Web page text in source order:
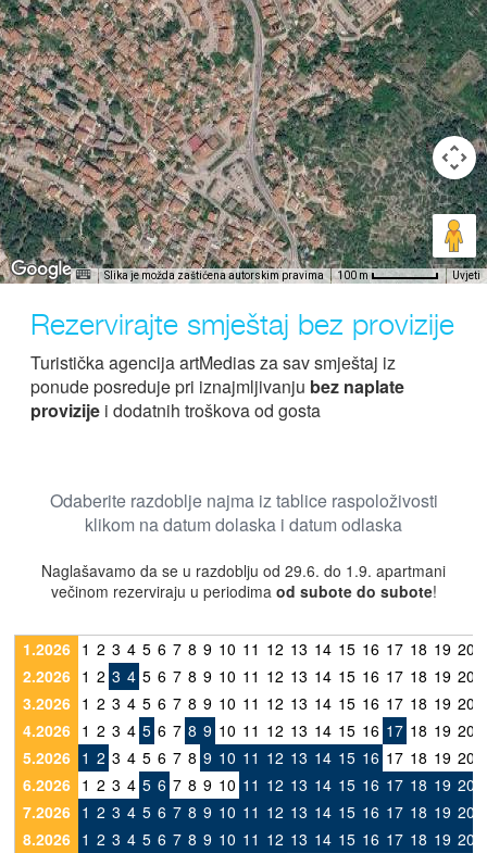
Slika je možda zaštićena autorskim pravima 100 m Uvjeti
Rezervirajte smještaj bez provizije
Turistička agencija artMedias za sav smještaj iz
ponude posreduje pri iznajmljivanju bez naplate
provizije i dodatnih troškova od gosta
Odaberite razdoblje najma iz tablice raspoloživosti
klikom na datum dolaska i datum odlaska
Naglašavamo da se u razdoblju od 29.6. do 1.9. apartmani
večinom rezerviraju u periodima od subote do subote!
1.2026 1 2 3 4 5 6 7 8 9 10 11 12 13 14 15 16 17 18 19 20
2.2026 1 2 3 4 5 6 7 8 9 10 11 12 13 14 15 16 17 18 19 20
3.2026 1 2 3 4 5 6 7 8 9 10 11 12 13 14 15 16 17 18 19 20
4.2026 1 2 3 4 5 6 7 8 9 10 11 12 13 14 15 16 17 18 19 20
5.2026 1 2 3 4 5 6 7 8 9 10 11 12 13 14 15 16 17 18 19 20
6.2026 1 2 3 4 5 6 7 8 9 10 11 12 13 14 15 16 17 18 19 20
7.2026 1 2 3 4 5 6 7 8 9 10 11 12 13 14 15 16 17 18 19 20
8.2026 1 2 3 4 5 6 7 8 9 10 11 12 13 14 15 16 17 18 19 20